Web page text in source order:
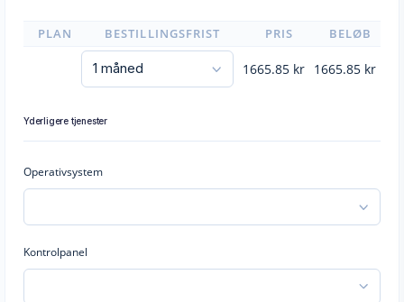
PLAN BESTILLINGSFRIST PRIS BELØB
1665.85 kr 1665.85 kr
Yderligere tjenester
Operativsystem
Kontrolpanel